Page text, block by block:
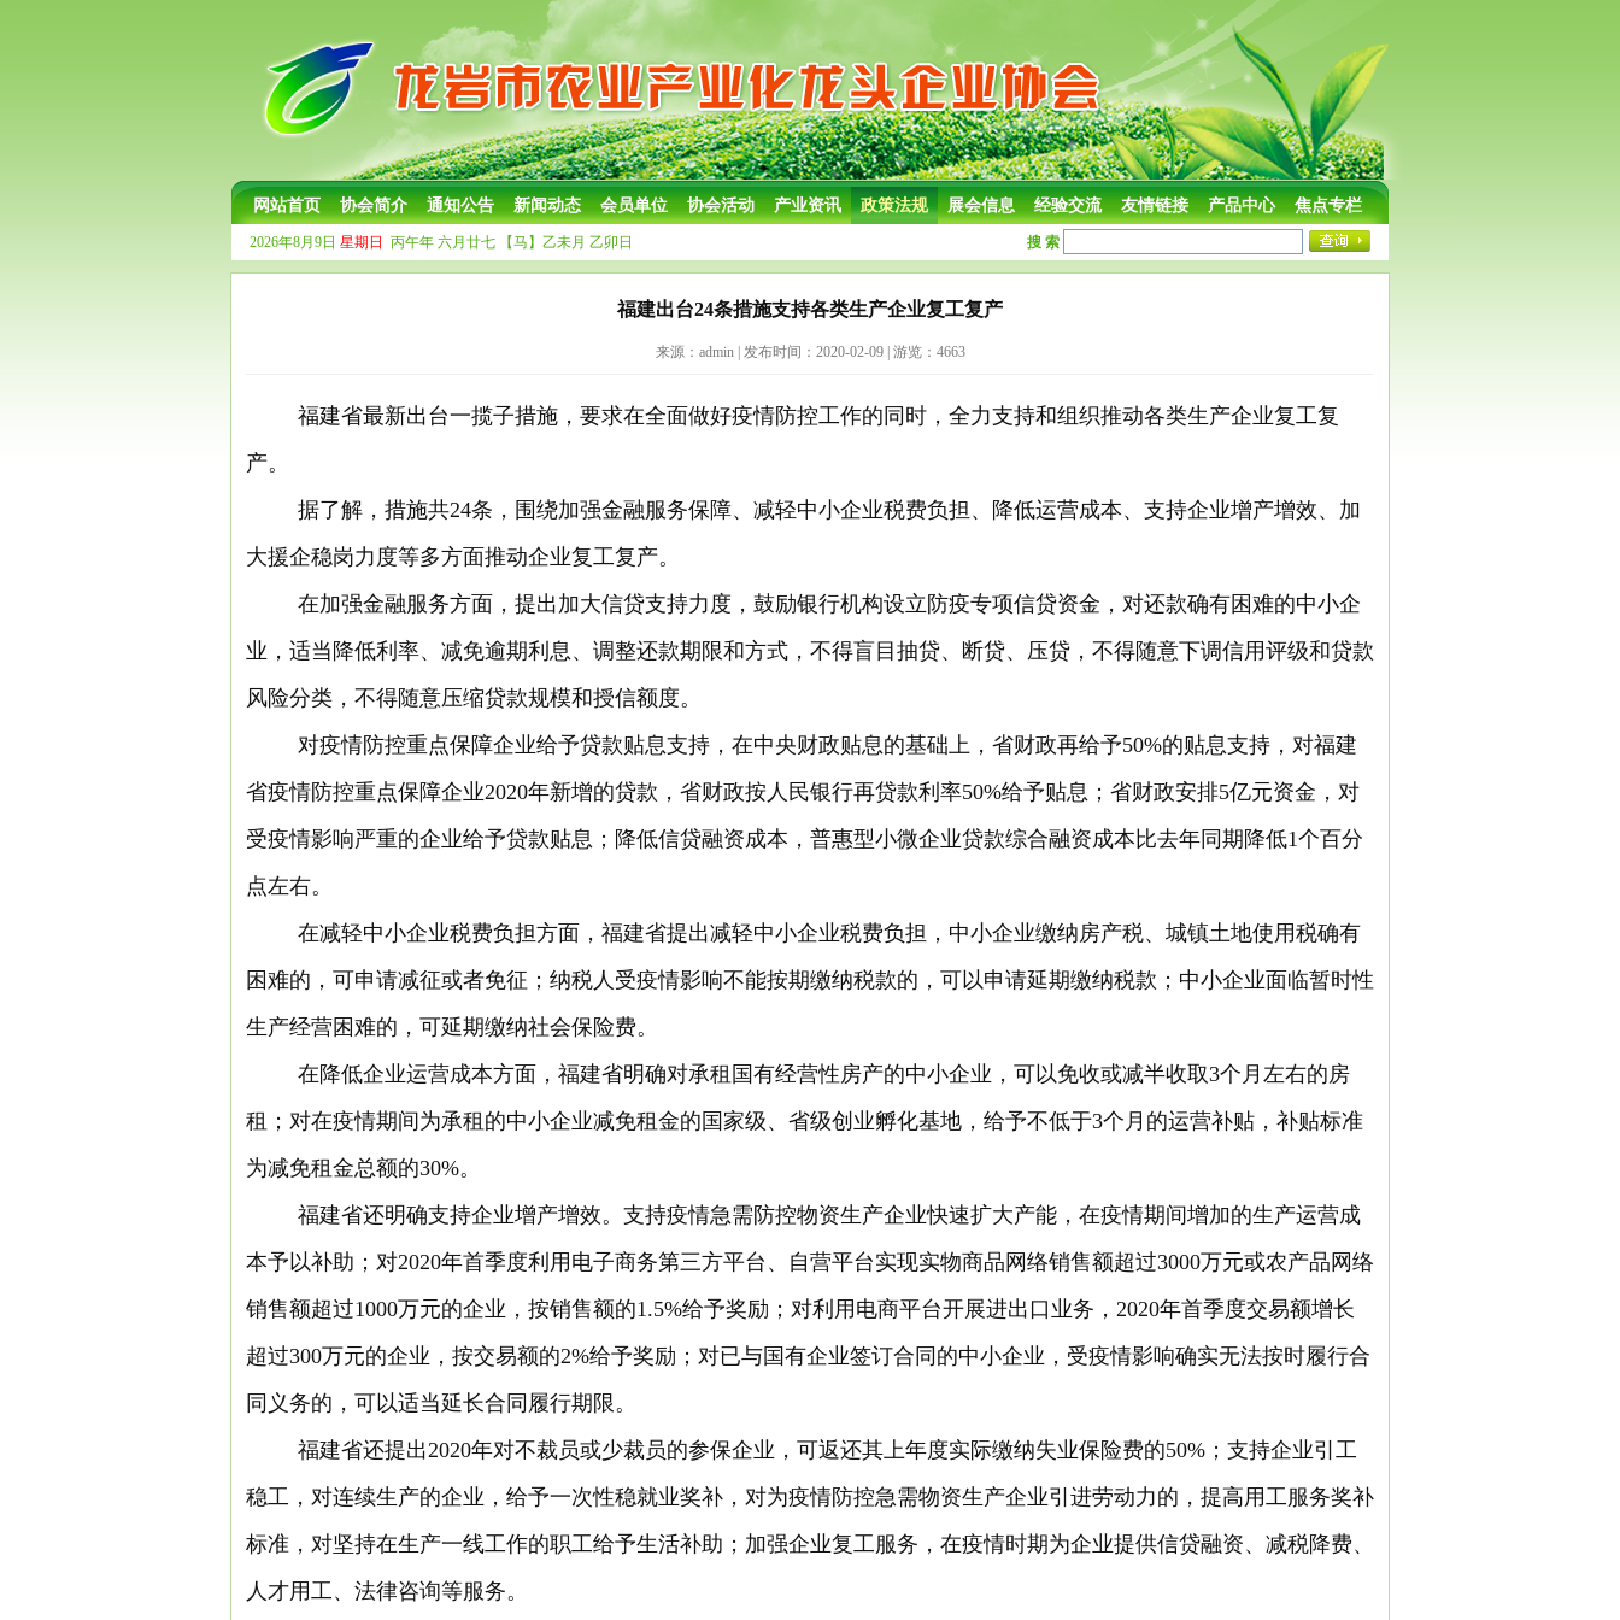
网站首页 协会简介 通知公告 新闻动态 会员单位 协会活动 产业资讯 政策法规 展会信息 经验交流 友情链接 产品中心 焦点专栏
2026年8月9日 星期日 丙午年 六月廿七 【马】乙未月 乙卯日 搜 索
福建出台24条措施支持各类生产企业复工复产
来源：admin | 发布时间：2020-02-09 | 游览：4663
福建省最新出台一揽子措施，要求在全面做好疫情防控工作的同时，全力支持和组织推动各类生产企业复工复
产。
据了解，措施共24条，围绕加强金融服务保障、减轻中小企业税费负担、降低运营成本、支持企业增产增效、加
大援企稳岗力度等多方面推动企业复工复产。
在加强金融服务方面，提出加大信贷支持力度，鼓励银行机构设立防疫专项信贷资金，对还款确有困难的中小企
业，适当降低利率、减免逾期利息、调整还款期限和方式，不得盲目抽贷、断贷、压贷，不得随意下调信用评级和贷款
风险分类，不得随意压缩贷款规模和授信额度。
对疫情防控重点保障企业给予贷款贴息支持，在中央财政贴息的基础上，省财政再给予50%的贴息支持，对福建
省疫情防控重点保障企业2020年新增的贷款，省财政按人民银行再贷款利率50%给予贴息；省财政安排5亿元资金，对
受疫情影响严重的企业给予贷款贴息；降低信贷融资成本，普惠型小微企业贷款综合融资成本比去年同期降低1个百分
点左右。
在减轻中小企业税费负担方面，福建省提出减轻中小企业税费负担，中小企业缴纳房产税、城镇土地使用税确有
困难的，可申请减征或者免征；纳税人受疫情影响不能按期缴纳税款的，可以申请延期缴纳税款；中小企业面临暂时性
生产经营困难的，可延期缴纳社会保险费。
在降低企业运营成本方面，福建省明确对承租国有经营性房产的中小企业，可以免收或减半收取3个月左右的房
租；对在疫情期间为承租的中小企业减免租金的国家级、省级创业孵化基地，给予不低于3个月的运营补贴，补贴标准
为减免租金总额的30%。
福建省还明确支持企业增产增效。支持疫情急需防控物资生产企业快速扩大产能，在疫情期间增加的生产运营成
本予以补助；对2020年首季度利用电子商务第三方平台、自营平台实现实物商品网络销售额超过3000万元或农产品网络
销售额超过1000万元的企业，按销售额的1.5%给予奖励；对利用电商平台开展进出口业务，2020年首季度交易额增长
超过300万元的企业，按交易额的2%给予奖励；对已与国有企业签订合同的中小企业，受疫情影响确实无法按时履行合
同义务的，可以适当延长合同履行期限。
福建省还提出2020年对不裁员或少裁员的参保企业，可返还其上年度实际缴纳失业保险费的50%；支持企业引工
稳工，对连续生产的企业，给予一次性稳就业奖补，对为疫情防控急需物资生产企业引进劳动力的，提高用工服务奖补
标准，对坚持在生产一线工作的职工给予生活补助；加强企业复工服务，在疫情时期为企业提供信贷融资、减税降费、
人才用工、法律咨询等服务。